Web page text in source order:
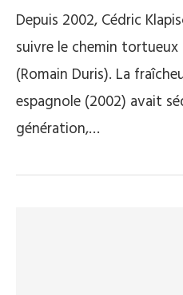
Depuis 2002, Cédric
suivre le chemin
(Romain Duris). La
espagnole (2002) avait
génération,…